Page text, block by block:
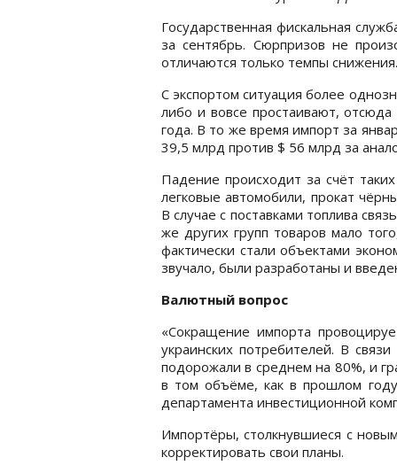
Государственная фискальная
за сентябрь. Сюрпризов не
отличаются только темпы снижения.
С экспортом ситуация более
либо и вовсе простаивают,
года. В то же время импорт за
39,5 млрд против $ 56 млрд за
Падение происходит за счёт
легковые автомобили, прокат
В случае с поставками топлива
же других групп товаров мало
фактически стали объектами
звучало, были разработаны и
Валютный вопрос
«Сокращение импорта
украинских потребителей. В
подорожали в среднем на 80%, и
в том объёме, как в прошлом
департамента инвестиционной
Импортёры, столкнувшиеся с
корректировать свои планы.